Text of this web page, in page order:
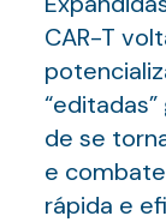
CAR-T
de se
e
rápida e